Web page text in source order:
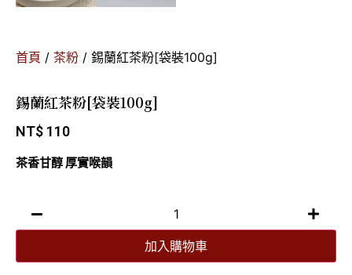
首頁 / 茶粉 / 錫蘭紅茶粉[袋裝100g]
錫蘭紅茶粉[袋裝100g]
NT$ 110
茶香甘醇 厚實喉韻
加入購物車